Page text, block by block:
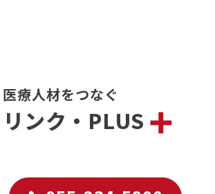
医療人材をつなぐ
リンク・PLUS